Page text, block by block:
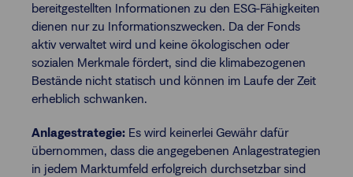
bereitgestellten Informationen zu den ESG-Fähigkeiten
dienen nur zu Informationszwecken. Da der Fonds
aktiv verwaltet wird und keine ökologischen oder
sozialen Merkmale fördert, sind die klimabezogenen
Bestände nicht statisch und können im Laufe der Zeit
erheblich schwanken.
Anlagestrategie: Es wird keinerlei Gewähr dafür
übernommen, dass die angegebenen Anlagestrategien
in jedem Marktumfeld erfolgreich durchsetzbar sind